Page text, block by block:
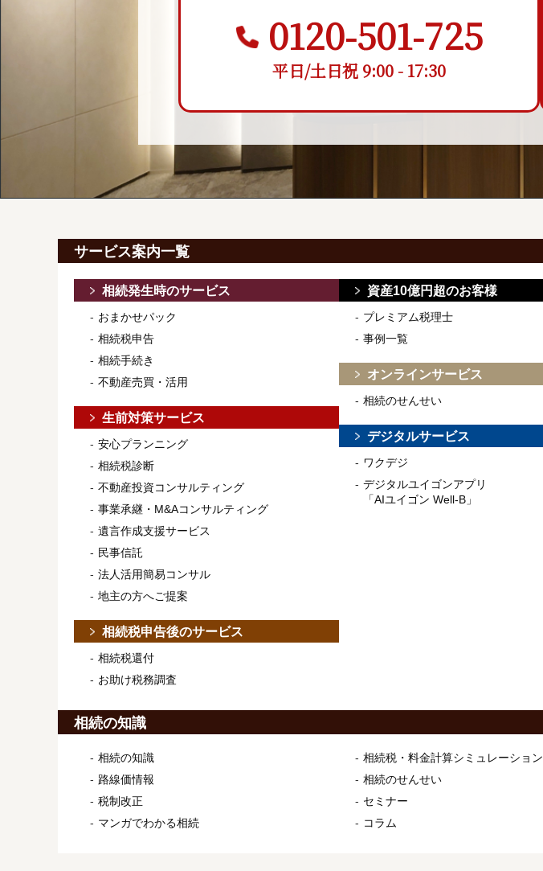
0120-501-725
平日/土日祝 9:00 - 17:30
サービス案内一覧
相続発生時のサービス
おまかせパック
相続税申告
相続手続き
不動産売買・活用
生前対策サービス
安心プランニング
相続税診断
不動産投資コンサルティング
事業承継・M&Aコンサルティング
遺言作成支援サービス
民事信託
法人活用簡易コンサル
地主の方へご提案
相続税申告後のサービス
相続税還付
お助け税務調査
資産10億円超のお客様
プレミアム税理士
事例一覧
オンラインサービス
相続のせんせい
デジタルサービス
ワクデジ
デジタルユイゴンアプリ
「AIユイゴン Well-B」
相続の知識
相続の知識
路線価情報
税制改正
マンガでわかる相続
相続税・料金計算シミュレーション
相続のせんせい
セミナー
コラム